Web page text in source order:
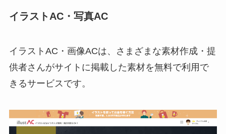
イラストAC・写真AC
イラストAC・画像ACは、さまざまな素材作成・提
供者さんがサイトに掲載した素材を無料で利用で
きるサービスです。